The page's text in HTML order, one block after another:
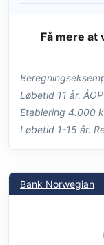
Få mere at
Løbetid 11 år.
Etablering 4.000
Løbetid 1-15 år.
Bank Norwegian